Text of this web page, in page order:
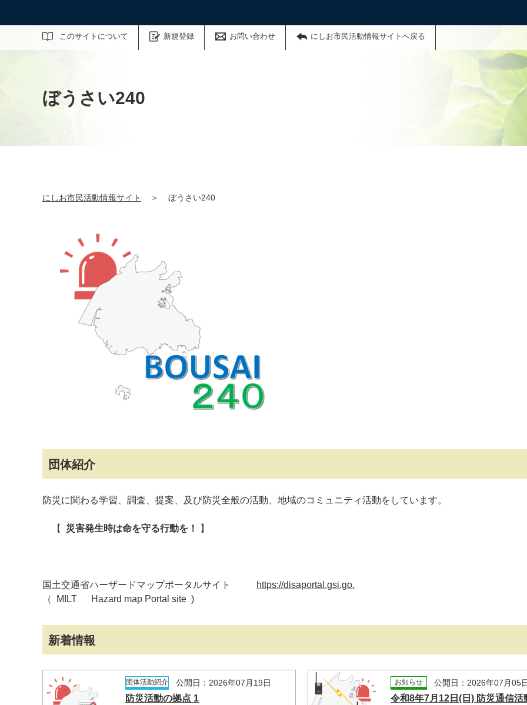
このサイトについて 新規登録 お問い合わせ にしお市民活動情報サイトへ戻る
サイト内検索
ぼうさい240
にしお市民活動情報サイト ＞ ぼうさい240
団体紹介
防災に関わる学習、調査、提案、及び防災全般の活動、地域のコミュニティ活動をしています。
【 災害発生時は命を守る行動を！ 】
国土交通省ハーザードマップポータルサイト
https://disaportal.gsi.go.
（ MILT Hazard map Portal site )
新着情報
団体活動紹介 公開日：2026年07月19日
防災活動の拠点 1
お知らせ 公開日：2026年07月05
令和8年7月12日(日) 防災通信活